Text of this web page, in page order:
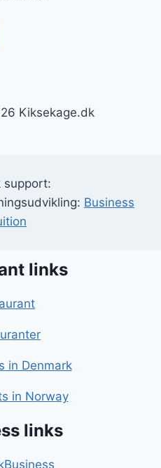
Kiksekage.dk
support:
Business
links
in Denmark
in Norway
links